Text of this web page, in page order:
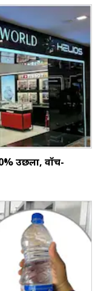
उछला, वॉच-